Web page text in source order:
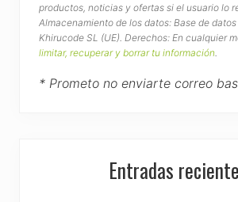
productos, noticias y ofertas si el usuario lo
Almacenamiento de los datos: Base de
Khirucode SL (UE). Derechos: En cualquier
limitar, recuperar y borrar tu información
* Prometo no enviarte correo
Entradas